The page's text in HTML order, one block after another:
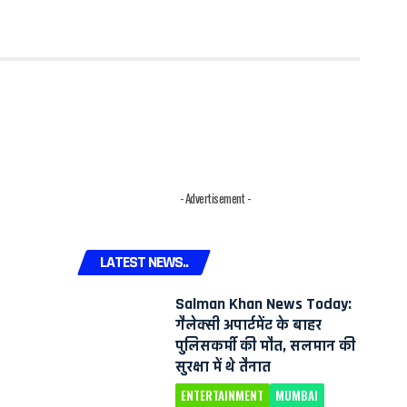
- Advertisement -
LATEST NEWS..
Salman Khan News Today:
गैलेक्सी अपार्टमेंट के बाहर
पुलिसकर्मी की मौत, सलमान की
सुरक्षा में थे तैनात
ENTERTAINMENT MUMBAI